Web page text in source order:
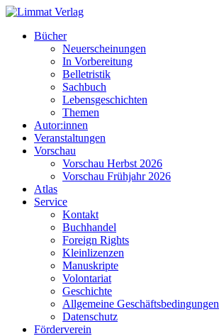
Bücher
Neuerscheinungen
In Vorbereitung
Belletristik
Sachbuch
Lebensgeschichten
Themen
Autor:innen
Veranstaltungen
Vorschau
Vorschau Herbst 2026
Vorschau Frühjahr 2026
Atlas
Service
Kontakt
Buchhandel
Foreign Rights
Kleinlizenzen
Manuskripte
Volontariat
Geschichte
Allgemeine Geschäftsbedingungen
Datenschutz
Förderverein